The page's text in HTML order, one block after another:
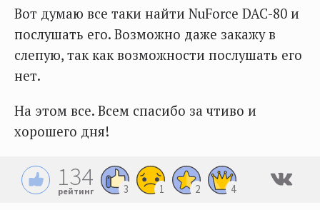
Вот думаю все таки найти NuForce DAC-80 и
послушать его. Возможно даже закажу в
слепую, так как возможности послушать его
нет.
На этом все. Всем спасибо за чтиво и
хорошего дня!
134
рейтинг 3 1 2 4